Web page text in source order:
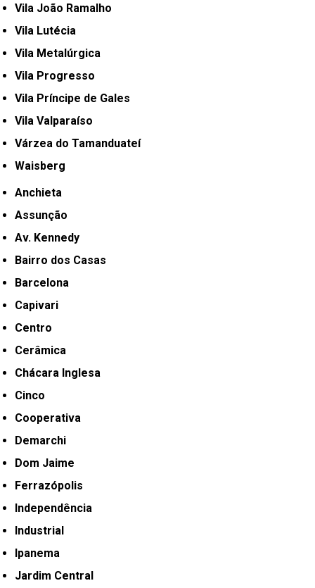
Vila João Ramalho
Vila Lutécia
Vila Metalúrgica
Vila Progresso
Vila Príncipe de Gales
Vila Valparaíso
Várzea do Tamanduateí
Waisberg
Anchieta
Assunção
Av. Kennedy
Bairro dos Casas
Barcelona
Capivari
Centro
Cerâmica
Chácara Inglesa
Cinco
Cooperativa
Demarchi
Dom Jaime
Ferrazópolis
Independência
Industrial
Ipanema
Jardim Central